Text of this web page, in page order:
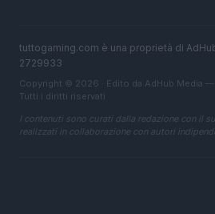
tuttogaming.com è una proprietà di
2729933
Copyright © 2026 · Edito da AdHub Media —
Tutti i diritti riservati
I contenuti sono curati dalla redazione con il
realizzati in collaborazione con autori